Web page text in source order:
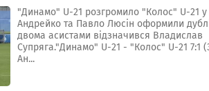
"Динамо" U-21 розгромило "Колос" U-21 у
Андрейко та Павло Люсін оформили
двома асистами відзначився Владислав
Супряга."Динамо" U-21 - "Колос" U-21 7:1
Ан...